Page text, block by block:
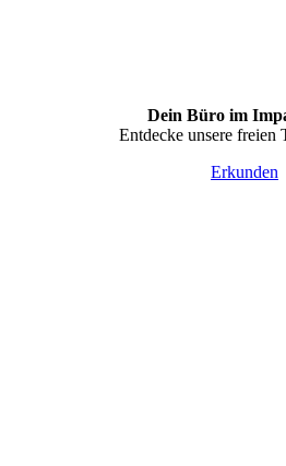
Dein Büro im
Entdecke unsere freien
Erkunden